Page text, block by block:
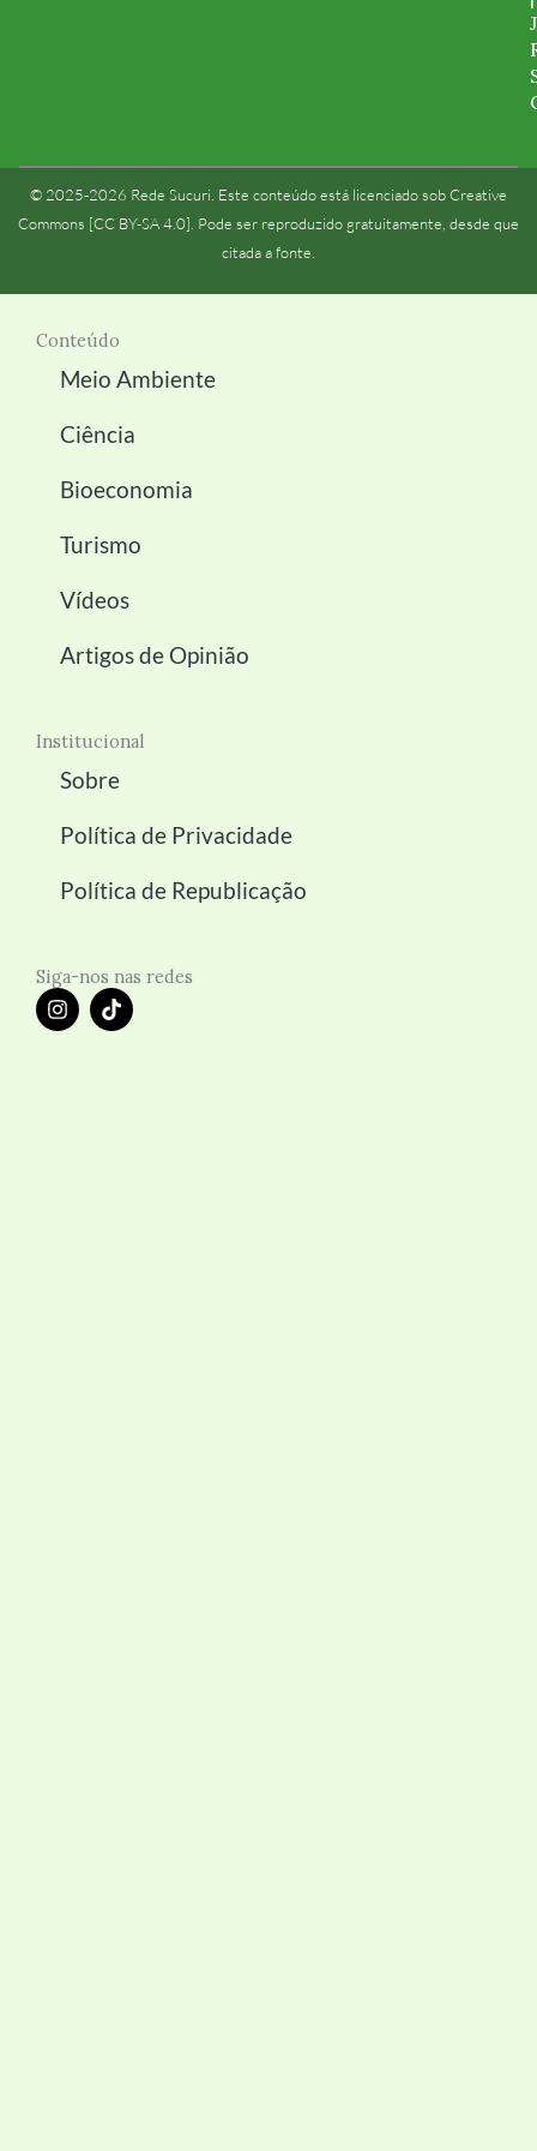
© 2025-2026 Rede Sucuri. Este conteúdo está licenciado sob Creative
Commons [CC BY-SA 4.0]. Pode ser reproduzido gratuitamente, desde que
citada a fonte.
Conteúdo
Meio Ambiente
Ciência
Bioeconomia
Turismo
Vídeos
Artigos de Opinião
Institucional
Sobre
Política de Privacidade
Política de Republicação
Siga-nos nas redes
I
n
s
T
i
k